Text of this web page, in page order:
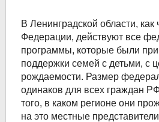
В Ленинградской области, как
Федерации, действуют все
программы, которые были
поддержки семей с детьми, с
рождаемости. Размер
одинаков для всех граждан
того, в каком регионе они
на это местные